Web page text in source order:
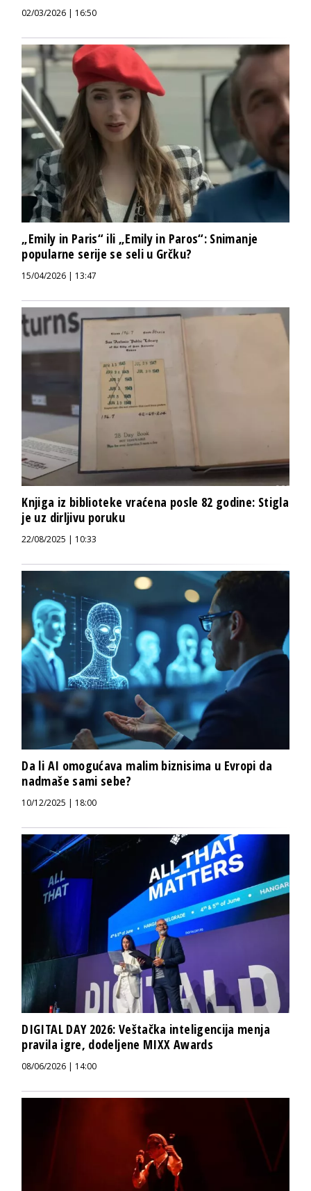
02/03/2026 | 16:50
„Emily in Paris“ ili „Emily in Paros“: Snimanje
popularne serije se seli u Grčku?
15/04/2026 | 13:47
Knjiga iz biblioteke vraćena posle 82 godine: Stigla
je uz dirljivu poruku
22/08/2025 | 10:33
Da li AI omogućava malim biznisima u Evropi da
nadmaše sami sebe?
10/12/2025 | 18:00
DIGITAL DAY 2026: Veštačka inteligencija menja
pravila igre, dodeljene MIXX Awards
08/06/2026 | 14:00